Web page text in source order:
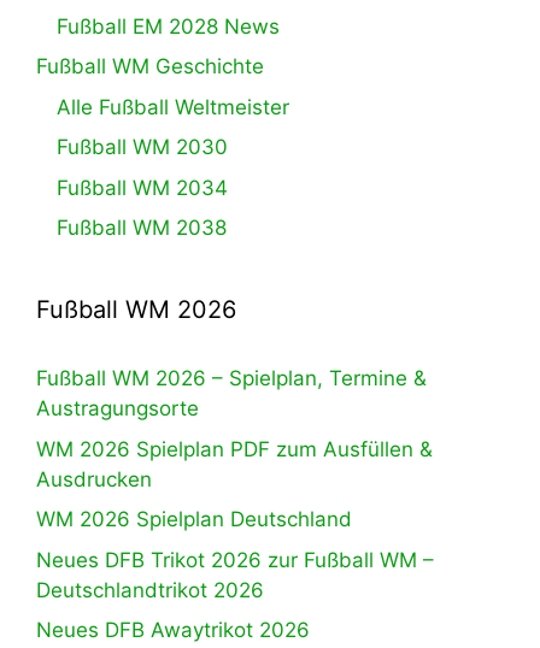
Fußball EM 2028 News
Fußball WM Geschichte
Alle Fußball Weltmeister
Fußball WM 2030
Fußball WM 2034
Fußball WM 2038
Fußball WM 2026
Fußball WM 2026 – Spielplan, Termine &
Austragungsorte
WM 2026 Spielplan PDF zum Ausfüllen &
Ausdrucken
WM 2026 Spielplan Deutschland
Neues DFB Trikot 2026 zur Fußball WM –
Deutschlandtrikot 2026
Neues DFB Awaytrikot 2026